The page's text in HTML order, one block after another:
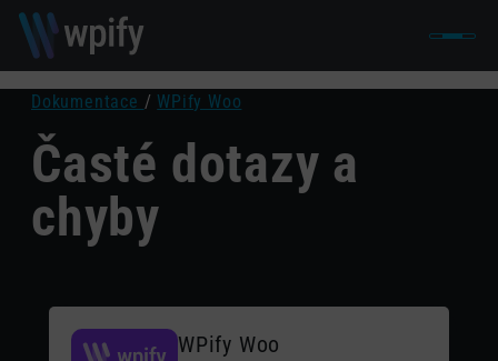
Dokumentace / WPify Woo
Časté dotazy a
chyby
WPify Woo